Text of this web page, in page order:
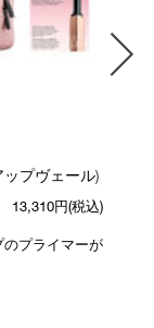
プヴェール)
13,310円(税込)
のプライマーが